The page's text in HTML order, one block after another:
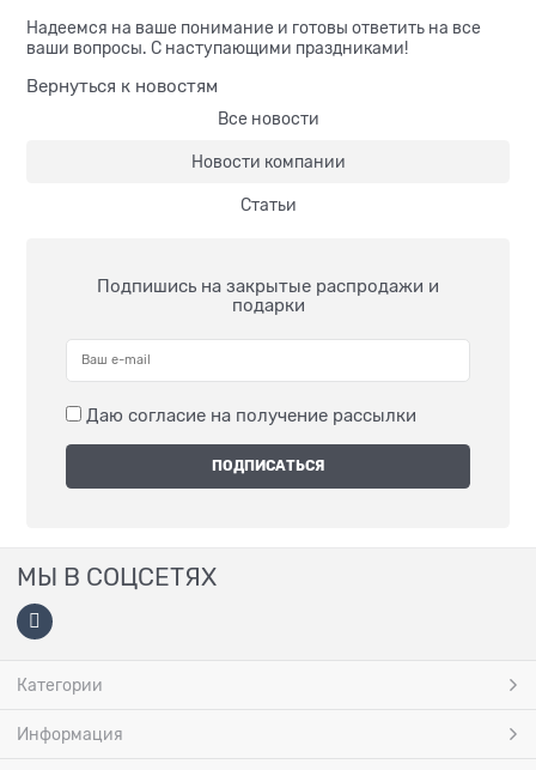
Надеемся на ваше понимание и готовы ответить на все
ваши вопросы. С наступающими праздниками!
Вернуться к новостям
Все новости
Новости компании
Статьи
Подпишись на закрытые распродажи и
подарки
Даю согласие на получение рассылки
МЫ В СОЦСЕТЯХ
Категории
Информация